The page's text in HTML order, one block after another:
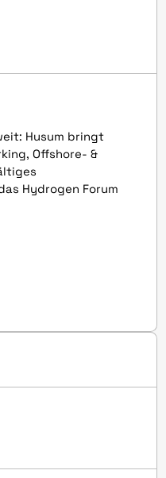
Husum bringt
Offshore- &
Hydrogen Forum